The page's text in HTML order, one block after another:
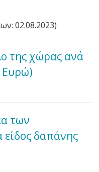
02.08.2023)
της χώρας ανά
Ευρώ)
των
είδος δαπάνης